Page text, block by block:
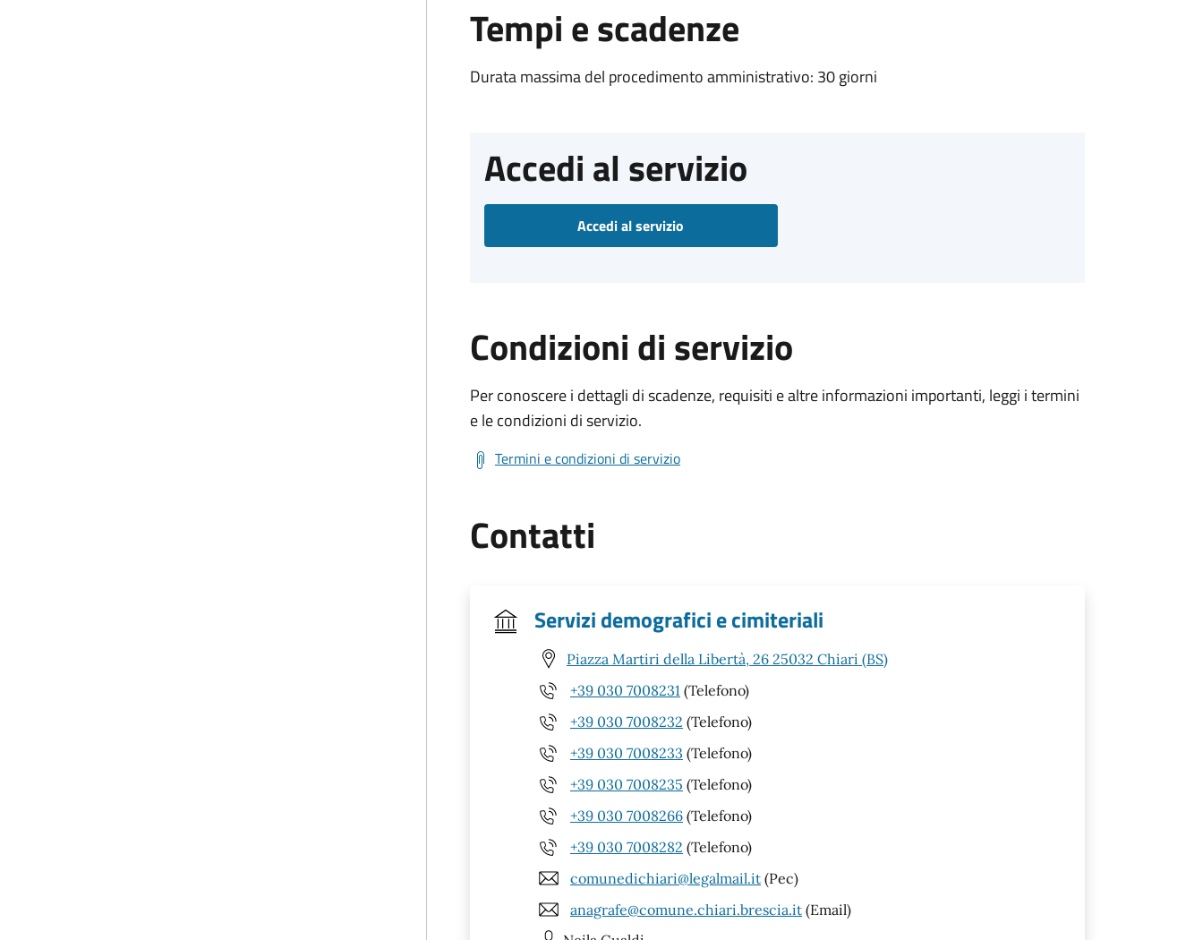
Tempi e scadenze
Durata massima del procedimento amministrativo: 30 giorni
Accedi al servizio
Accedi al servizio
Condizioni di servizio
Per conoscere i dettagli di scadenze, requisiti e altre informazioni importanti, leggi i termini
e le condizioni di servizio.
Termini e condizioni di servizio
Contatti
Servizi demografici e cimiteriali
Piazza Martiri della Libertà, 26 25032 Chiari (BS)
+39 030 7008231 (Telefono)
+39 030 7008232 (Telefono)
+39 030 7008233 (Telefono)
+39 030 7008235 (Telefono)
+39 030 7008266 (Telefono)
+39 030 7008282 (Telefono)
comunedichiari@legalmail.it (Pec)
anagrafe@comune.chiari.brescia.it (Email)